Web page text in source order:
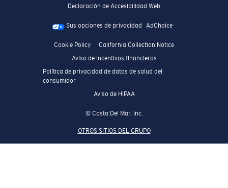
Declaración de Accesibilidad Web
Sus opciones de privacidad AdChoice
Cookie Policy
California Collection Notice
Aviso de incentivos financieros
Política de privacidad de datos de salud del
consumidor
Aviso de HIPAA
© Costa Del Mar, Inc.
OTROS SITIOS DEL GRUPO